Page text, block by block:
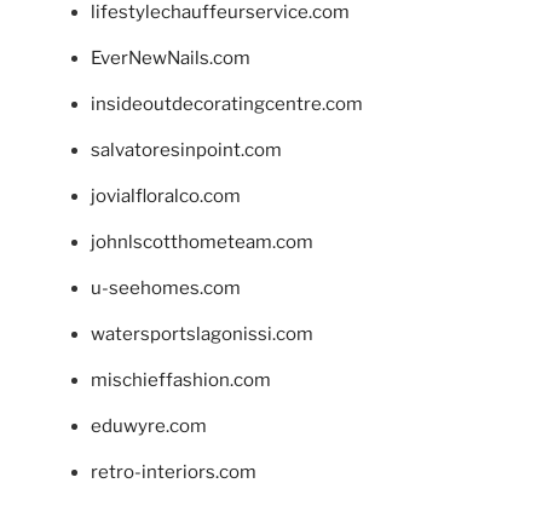
lifestylechauffeurservice.com
EverNewNails.com
insideoutdecoratingcentre.com
salvatoresinpoint.com
jovialfloralco.com
johnlscotthometeam.com
u-seehomes.com
watersportslagonissi.com
mischieffashion.com
eduwyre.com
retro-interiors.com